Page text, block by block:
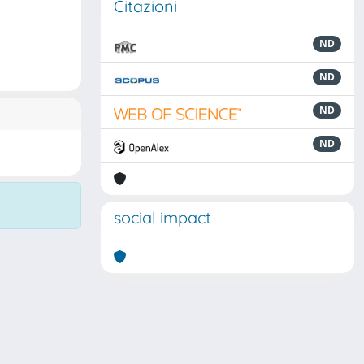
Citazioni
ND
ND
ND
ND
social impact